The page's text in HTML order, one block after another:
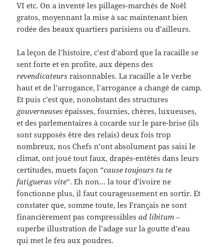
VI etc. On a inventé les pillages-marchés de Noël
gratos, moyennant la mise à sac maintenant bien
rodée des beaux quartiers parisiens ou d’ailleurs.
La leçon de l’histoire, c’est d’abord que la racaille se
sent forte et en profite, aux dépens des
revendicateurs raisonnables. La racaille a le verbe
haut et de l’arrogance, l’arrogance a changé de camp.
Et puis c’est que, nonobstant des structures
gouverneuses épaisses, fournies, chères, luxueuses,
et des parlementaires à cocarde sur le pare-brise (ils
sont supposés être des relais) deux fois trop
nombreux, nos Chefs n’ont absolument pas saisi le
climat, ont joué tout faux, drapés-entêtés dans leurs
certitudes, muets façon “cause toujours tu te
fatigueras vite“. Eh non… la tour d’ivoire ne
fonctionne plus, il faut courageusement en sortir. Et
constater que, somme toute, les Français ne sont
financièrement pas compressiblesad libitum –
superbe illustration de l’adage sur la goutte d’eau
qui met le feu aux poudres.